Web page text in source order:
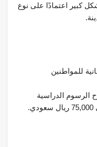
كبير اعتمادًا على نوع
للمواطنين
الرسوم الدراسية